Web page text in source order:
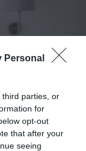
Personal
third parties, or
for
opt-out
that after your
seeing
ενός